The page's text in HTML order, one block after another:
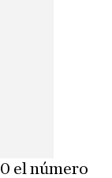
el número